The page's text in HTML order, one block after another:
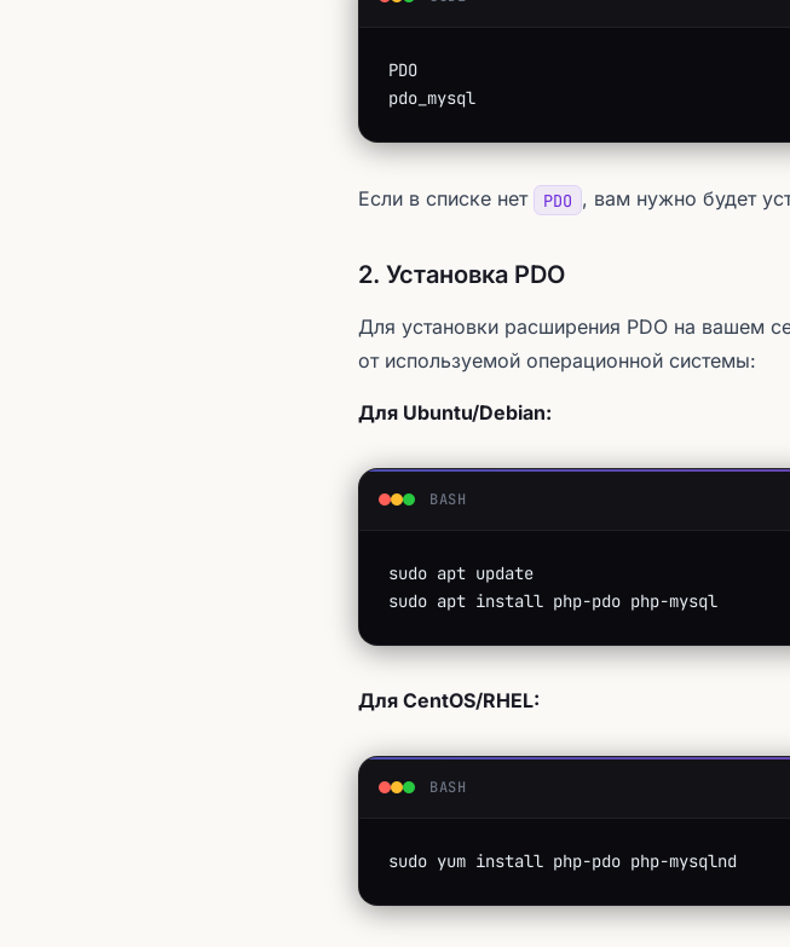
PDO
pdo_mysql
Если в списке нет PDO , вам нужно будет
2. Установка PDO
Для установки расширения PDO на вашем
от используемой операционной системы:
Для Ubuntu/Debian:
BASH
sudo apt update
sudo apt install php-pdo php-mysql
Для CentOS/RHEL:
BASH
sudo yum install php-pdo php-mysqlnd